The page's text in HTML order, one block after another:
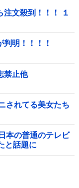
注文殺到！！！ １
判明！！！！
禁止他
されてる美女たち
本の普通のテレビ
と話題に